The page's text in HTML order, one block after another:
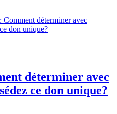
déterminer avec
ce don unique?